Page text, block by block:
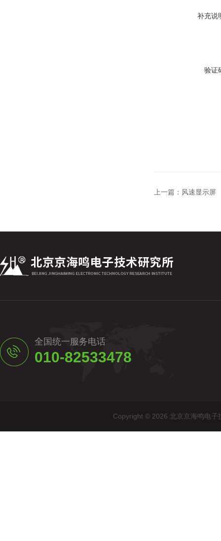
补充说
验证
上一篇： 风速显示屏
全国统一服务电话
010-82533478
Copyright © 2026 北京京海鸣电